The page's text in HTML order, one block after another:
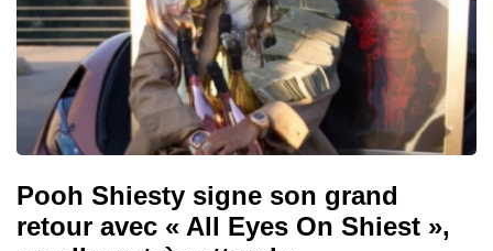
Pooh Shiesty signe son grand
retour avec « All Eyes On Shiest »,